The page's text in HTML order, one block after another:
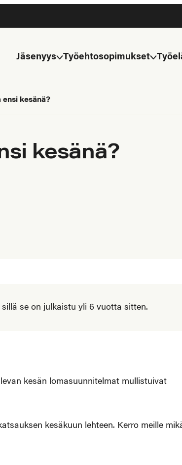
Jäsenyys Työehtosopimukset
ensi kesänä?
kesänä?
se on julkaistu yli 6 vuotta sitten.
kesän lomasuunnitelmat mullistuivat
kesäkuun lehteen. Kerro meille